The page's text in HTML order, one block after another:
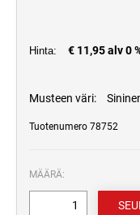
Hinta: € 11,95 alv 0
Musteen väri:
Tuotenumero 78752
MÄÄRÄ: